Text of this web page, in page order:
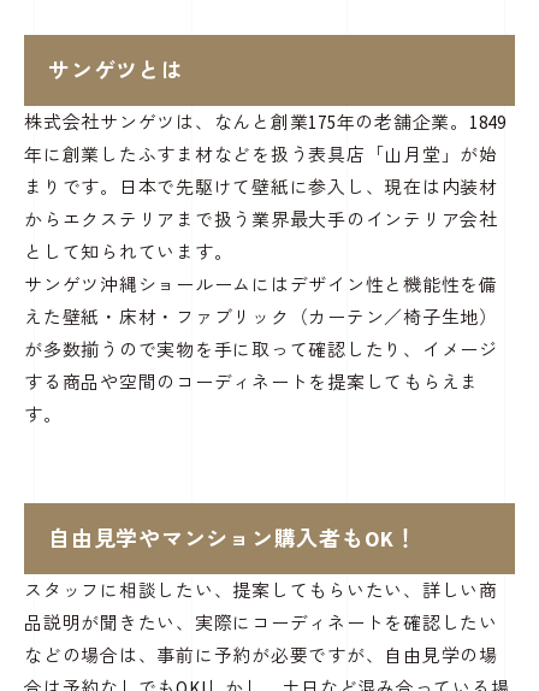
サンゲツとは
株式会社サンゲツは、なんと創業175年の老舗企業。1849
年に創業したふすま材などを扱う表具店「山月堂」が始
まりです。日本で先駆けて壁紙に参入し、現在は内装材
からエクステリアまで扱う業界最大手のインテリア会社
として知られています。
サンゲツ沖縄ショールームにはデザイン性と機能性を備
えた壁紙・床材・ファブリック（カーテン／椅子生地）
が多数揃うので実物を手に取って確認したり、イメージ
する商品や空間のコーディネートを提案してもらえま
す。
自由見学やマンション購入者もOK！
スタッフに相談したい、提案してもらいたい、詳しい商
品説明が聞きたい、実際にコーディネートを確認したい
などの場合は、事前に予約が必要ですが、自由見学の場